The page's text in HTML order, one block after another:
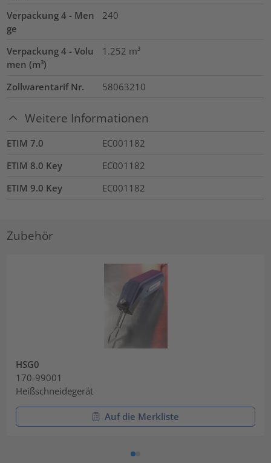
Verpackung 4 - Men
ge
240
Verpackung 4 - Volu
men (m³)
1.252 m³
Zollwarentarif Nr. 58063210
Weitere Informationen
ETIM 7.0
EC001182
ETIM 8.0 Key
EC001182
ETIM 9.0 Key
EC001182
Zubehör
HSG0
170-99001
Heißschneidegerät
Auf die Merkliste